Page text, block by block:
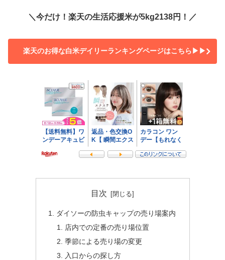
＼今だけ！楽天の生活応援米が5kg2138円！／
楽天のお得な白米デイリーランキングページはこちら▶▶
目次
ダイソーの防虫キャップの売り場案内
店内での定番の売り場位置
季節による売り場の変更
入口からの探し方